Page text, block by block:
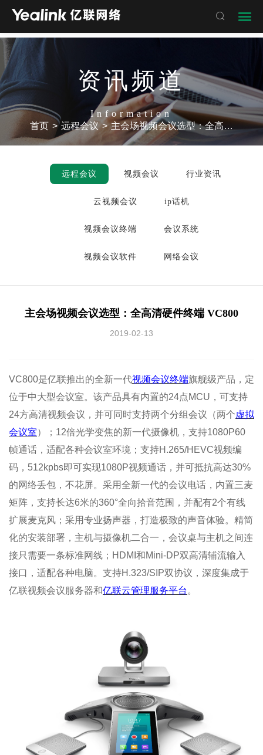

资讯频道
Information
首页 > 远程会议 > 主会场视频会议选型：全高清硬件终端 VC800
远程会议 视频会议 行业资讯
云视频会议 ip话机
视频会议终端 会议系统
视频会议软件 网络会议
主会场视频会议选型：全高清硬件终端 VC800
2019-02-13
VC800是亿联推出的全新一代视频会议终端旗舰级产品，定
位于中大型会议室。该产品具有内置的24点MCU，可支持
24方高清视频会议，并可同时支持两个分组会议（两个虚拟
会议室）；12倍光学变焦的新一代摄像机，支持1080P60
帧通话，适配各种会议室环境；支持H.265/HEVC视频编
码，512kpbs即可实现1080P视频通话，并可抵抗高达30%
的网络丢包，不花屏。采用全新一代的会议电话，内置三麦
矩阵，支持长达6米的360°全向拾音范围，并配有2个有线
扩展麦克风；采用专业扬声器，打造极致的声音体验。精简
化的安装部署，主机与摄像机二合一，会议桌与主机之间连
接只需要一条标准网线；HDMI和Mini-DP双高清辅流输入
接口，适配各种电脑。支持H.323/SIP双协议，深度集成于
亿联视频会议服务器和亿联云管理服务平台。